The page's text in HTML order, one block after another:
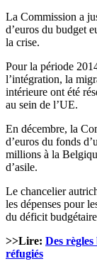
La Commission a
d’euros du budget
la crise.
Pour la période
l’intégration, la
intérieure ont été
au sein de l’UE.
En décembre, la
d’euros du fonds
millions à la
d’asile.
Le chancelier
les dépenses pour
du déficit
>>Lire: Des
réfugiés